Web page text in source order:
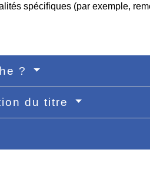
spécifiques (par exemple,
?
du titre